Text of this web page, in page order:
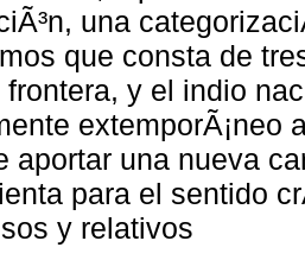
una
que consta de
y el indio
extemporÃ¡neo
aportar una nueva
para el sentido
y relativos